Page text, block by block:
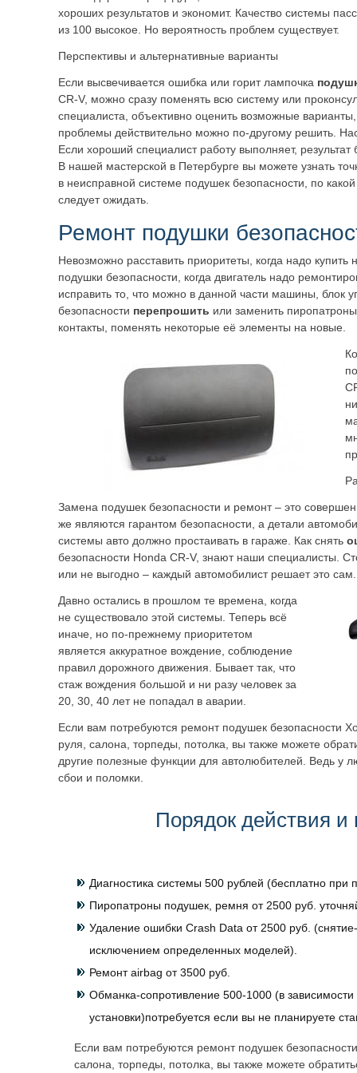
хороших результатов и экономит. Качество системы
из 100 высокое. Но вероятность проблем существует.
Перспективы и альтернативные варианты
Если высвечивается ошибка или горит лампочка
CR-V, можно сразу поменять всю систему или
специалиста, объективно оценить возможные
проблемы действительно можно по-другому решить.
Если хороший специалист работу выполняет,
В нашей мастерской в Петербурге вы можете узнать
в неисправной системе подушек безопасности, по какой
следует ожидать.
Ремонт подушки
Невозможно расставить приоритеты, когда надо купить
подушки безопасности, когда двигатель надо
исправить то, что можно в данной части машины, блок
безопасности перепрошить или заменить
контакты, поменять некоторые её элементы на новые.
Замена подушек безопасности и ремонт – это
же являются гарантом безопасности, а детали
системы авто должно простаивать в гараже. Как снять
безопасности Honda CR-V, знают наши специалисты.
или не выгодно – каждый автомобилист решает это сам.
Давно остались в прошлом те времена, когда
не существовало этой системы. Теперь всё
иначе, но по-прежнему приоритетом
является аккуратное вождение, соблюдение
правил дорожного движения. Бывает так, что
стаж вождения большой и ни разу человек за
20, 30, 40 лет не попадал в аварии.
Если вам потребуются ремонт подушек безопасности
руля, салона, торпеды, потолка, вы также можете
другие полезные функции для автолюбителей. Ведь у
сбои и поломки.
Порядок действия и
Диагностика системы 500 рублей (бесплатно при
Пиропатроны подушек, ремня от 2500 руб.
Удаление ошибки Crash Data от 2500 руб. (снятие-
исключением определенных моделей).
Ремонт airbag от 3500 руб.
Обманка-сопротивление 500-1000 (в зависимости
установки)потребуется если вы не планируете
Если вам потребуются ремонт подушек
салона, торпеды, потолка, вы также можете